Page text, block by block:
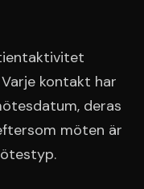
kontakt har
deras
möten är